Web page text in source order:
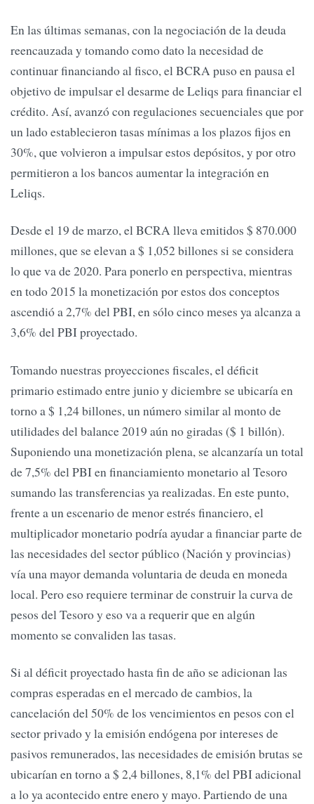
En las últimas semanas, con la negociación de la deuda
reencauzada y tomando como dato la necesidad de
continuar financiando al fisco, el BCRA puso en pausa el
objetivo de impulsar el desarme de Leliqs para financiar el
crédito. Así, avanzó con regulaciones secuenciales que por
un lado establecieron tasas mínimas a los plazos fijos en
30%, que volvieron a impulsar estos depósitos, y por otro
permitieron a los bancos aumentar la integración en
Leliqs.
Desde el 19 de marzo, el BCRA lleva emitidos $ 870.000
millones, que se elevan a $ 1,052 billones si se considera
lo que va de 2020. Para ponerlo en perspectiva, mientras
en todo 2015 la monetización por estos dos conceptos
ascendió a 2,7% del PBI, en sólo cinco meses ya alcanza a
3,6% del PBI proyectado.
Tomando nuestras proyecciones fiscales, el déficit
primario estimado entre junio y diciembre se ubicaría en
torno a $ 1,24 billones, un número similar al monto de
utilidades del balance 2019 aún no giradas ($ 1 billón).
Suponiendo una monetización plena, se alcanzaría un total
de 7,5% del PBI en financiamiento monetario al Tesoro
sumando las transferencias ya realizadas. En este punto,
frente a un escenario de menor estrés financiero, el
multiplicador monetario podría ayudar a financiar parte de
las necesidades del sector público (Nación y provincias)
vía una mayor demanda voluntaria de deuda en moneda
local. Pero eso requiere terminar de construir la curva de
pesos del Tesoro y eso va a requerir que en algún
momento se convaliden las tasas.
Si al déficit proyectado hasta fin de año se adicionan las
compras esperadas en el mercado de cambios, la
cancelación del 50% de los vencimientos en pesos con el
sector privado y la emisión endógena por intereses de
pasivos remunerados, las necesidades de emisión brutas se
ubicarían en torno a $ 2,4 billones, 8,1% del PBI adicional
a lo ya acontecido entre enero y mayo. Partiendo de una